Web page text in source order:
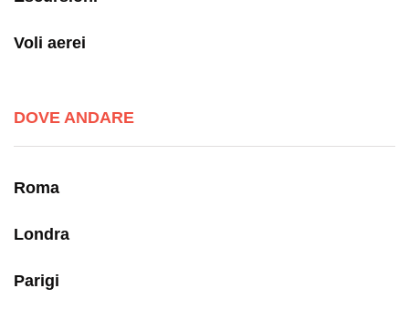
Voli aerei
DOVE ANDARE
Roma
Londra
Parigi